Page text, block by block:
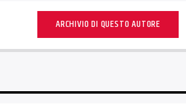
ARCHIVIO DI QUESTO AUTORE